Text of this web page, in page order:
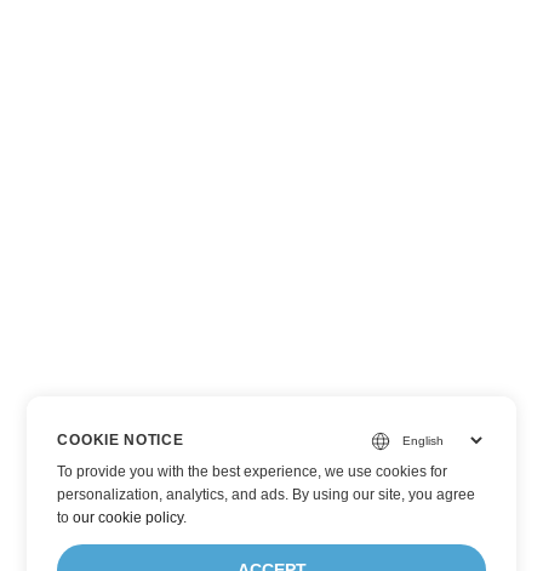
COOKIE NOTICE
To provide you with the best experience, we use cookies for
personalization, analytics, and ads. By using our site, you agree
toour cookie policy.